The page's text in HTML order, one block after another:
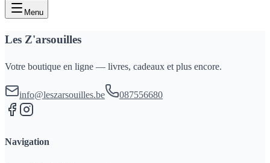
Menu
Les Z'arsouilles
Votre boutique en ligne — livres, cadeaux et plus encore.
info@leszarsouilles.be 087556680
Navigation